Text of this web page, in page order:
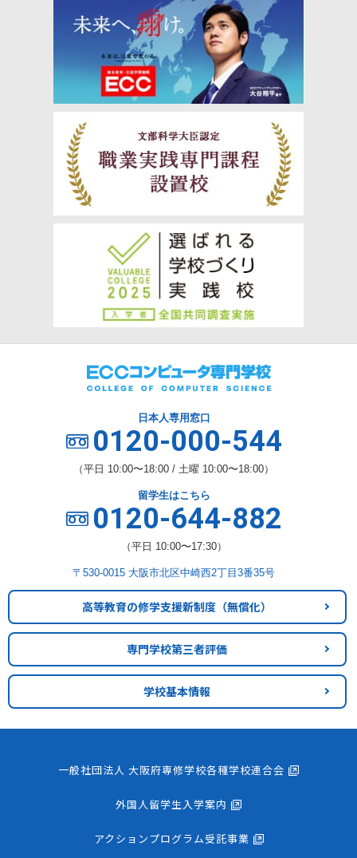
日本人専用窓口
0120-000-544
（平日 10:00〜18:00 / 土曜 10:00〜18:00）
留学生はこちら
0120-644-882
（平日 10:00〜17:30）
〒530-0015 大阪市北区中崎西2丁目3番35号
高等教育の修学支援新制度 （無償化）
専門学校第三者評価
学校基本情報
一般社団法人 大阪府専修学校各種学校連合会
外国人留学生入学案内
アクションプログラム受託事業